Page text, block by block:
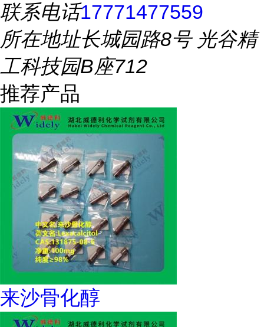
联系电话17771477559
所在地址长城园路8号 光谷精
工科技园B座712
推荐产品
来沙骨化醇